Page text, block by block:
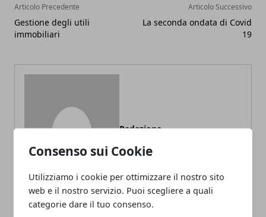
Consenso sui Cookie
Utilizziamo i cookie per ottimizzare il nostro sito
web e il nostro servizio. Puoi scegliere a quali
categorie dare il tuo consenso.
Articolo Precedente
Gestione degli utili
immobiliari
Articolo Successivo
La seconda ondata di Covid
19
Redazione